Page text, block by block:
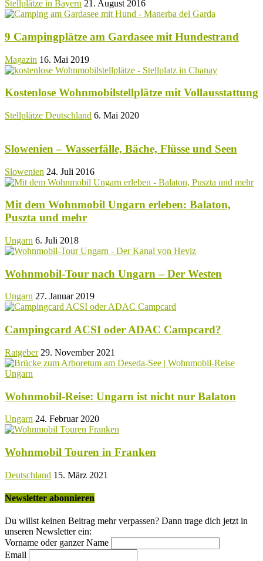
Stellplätze in Bayern 21. August 2016
9 Campingplätze am Gardasee mit Hundestrand
Magazin 16. Mai 2019
Kostenlose Wohnmobilstellplätze mit Vollausstattung
Stellplätze Deutschland 6. Mai 2020
Slowenien – Wasserfälle, Bäche, Flüsse und Seen
Slowenien 24. Juli 2016
Mit dem Wohnmobil Ungarn erleben: Balaton,
Puszta und mehr
Ungarn 6. Juli 2018
Wohnmobil-Tour nach Ungarn – Der Westen
Ungarn 27. Januar 2019
Campingcard ACSI oder ADAC Campcard?
Ratgeber 29. November 2021
Wohnmobil-Reise: Ungarn ist nicht nur Balaton
Ungarn 24. Februar 2020
Wohnmobil Touren in Franken
Deutschland 15. März 2021
Newsletter abonnieren
Du willst keinen Beitrag mehr verpassen? Dann trage dich jetzt in
unseren Newsletter ein:
Vorname oder ganzer Name
Email